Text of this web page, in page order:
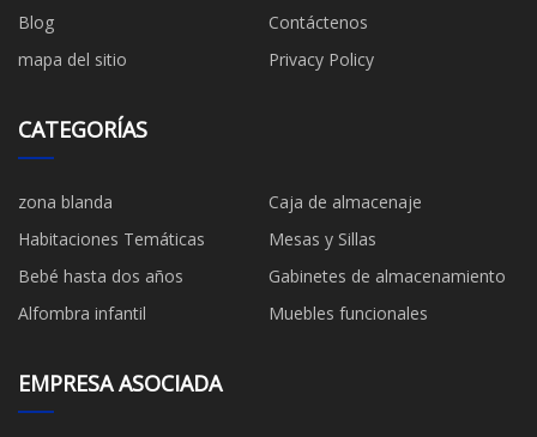
Blog
Contáctenos
mapa del sitio
Privacy Policy
CATEGORÍAS
zona blanda
Caja de almacenaje
Habitaciones Temáticas
Mesas y Sillas
Bebé hasta dos años
Gabinetes de almacenamiento
Alfombra infantil
Muebles funcionales
EMPRESA ASOCIADA